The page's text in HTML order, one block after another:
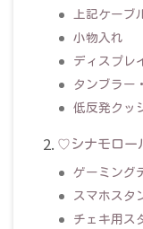
上記ケーブ
小物入れ
ディスプレ
タンブラー
低反発クッ
♡シナモロー
ゲーミング
スマホスタ
チェキ用ス